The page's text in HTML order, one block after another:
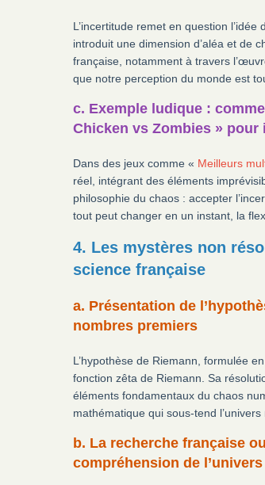
L’incertitude remet en question
introduit une dimension d’aléa et de
française, notamment à travers
que notre perception du monde est
c. Exemple ludique :
Chicken vs Zombies »
Dans des jeux comme « Meilleurs
réel, intégrant des éléments
philosophie du chaos : accepter
tout peut changer en un instant, la
4. Les mystères non
science française
a. Présentation de
nombres premiers
L’hypothèse de Riemann, formulée
fonction zêta de Riemann. Sa
éléments fondamentaux du chaos
mathématique qui sous-tend
b. La recherche française
compréhension de l’univers